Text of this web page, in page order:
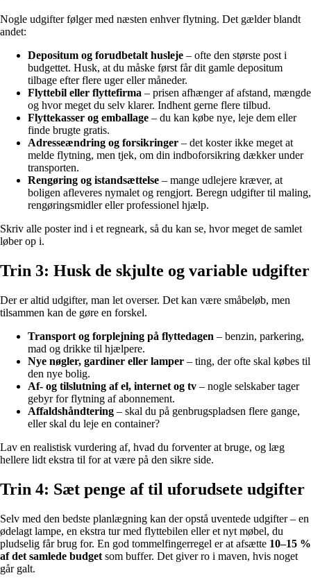
Nogle udgifter følger med næsten enhver flytning. Det gælder blandt
andet:
Depositum og forudbetalt husleje – ofte den største post i
budgettet. Husk, at du måske først får dit gamle depositum
tilbage efter flere uger eller måneder.
Flyttebil eller flyttefirma – prisen afhænger af afstand, mængde
og hvor meget du selv klarer. Indhent gerne flere tilbud.
Flyttekasser og emballage – du kan købe nye, leje dem eller
finde brugte gratis.
Adresseændring og forsikringer – det koster ikke meget at
melde flytning, men tjek, om din indboforsikring dækker under
transporten.
Rengøring og istandsættelse – mange udlejere kræver, at
boligen afleveres nymalet og rengjort. Beregn udgifter til maling,
rengøringsmidler eller professionel hjælp.
Skriv alle poster ind i et regneark, så du kan se, hvor meget de samlet
løber op i.
Trin 3: Husk de skjulte og variable udgifter
Der er altid udgifter, man let overser. Det kan være småbeløb, men
tilsammen kan de gøre en forskel.
Transport og forplejning på flyttedagen – benzin, parkering,
mad og drikke til hjælpere.
Nye nøgler, gardiner eller lamper – ting, der ofte skal købes til
den nye bolig.
Af- og tilslutning af el, internet og tv – nogle selskaber tager
gebyr for flytning af abonnement.
Affaldshåndtering – skal du på genbrugspladsen flere gange,
eller skal du leje en container?
Lav en realistisk vurdering af, hvad du forventer at bruge, og læg
hellere lidt ekstra til for at være på den sikre side.
Trin 4: Sæt penge af til uforudsete udgifter
Selv med den bedste planlægning kan der opstå uventede udgifter – en
ødelagt lampe, en ekstra tur med flyttebilen eller et nyt møbel, du
pludselig får brug for. En god tommelfingerregel er at afsætte 10–15 %
af det samlede budget som buffer. Det giver ro i maven, hvis noget
går galt.